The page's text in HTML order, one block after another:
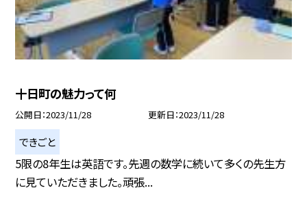
十日町の魅力って何
公開日 2023/11/28 更新日 2023/11/28
できごと
5限の8年生は英語です。先週の数学に続いて多くの先生方
に見ていただきました。頑張...